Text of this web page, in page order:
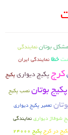
مشکل بوتاننمایندگی
خطانمایندگی ایران
کرجپکیج دیواریپکیج
بوتاننصب پکیج
تعمیر پکیج دیواری
شوفاژ دیوارینمایندگی
در کرجپکیج 24000